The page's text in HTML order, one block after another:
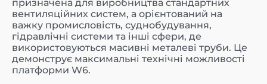
призначена для виробництва стандартних
вентиляційних систем, а орієнтований на
важку промисловість, суднобудування,
гідравлічні системи та інші сфери, де
використовуються масивні металеві труби. Це
демонструє максимальні технічні можливості
платформи W6.